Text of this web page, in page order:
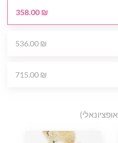
358.00 ₪
536.00 ₪
715.00 ₪